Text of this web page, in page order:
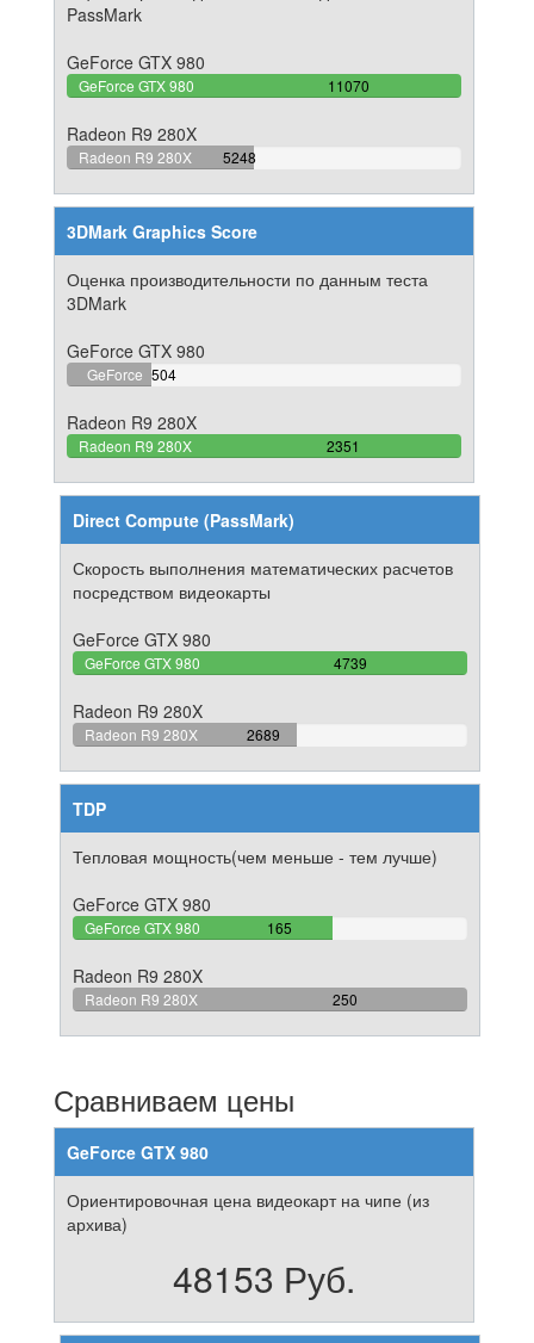
PassMark
GeForce GTX 980
GeForce GTX 980 11070
100%
Radeon R9 280X
Radeon R9 280X 5248
47.407407407407%
3DMark Graphics Score
Оценка производительности по данным теста
3DMark
GeForce GTX 980
GeForce 504
21.437686091025%
Radeon R9 280X
Radeon R9 280X 2351
100%
Direct Compute (PassMark)
Скорость выполнения математических расчетов
посредством видеокарты
GeForce GTX 980
GeForce GTX 980 4739
100%
Radeon R9 280X
Radeon R9 280X 2689
56.741928676936%
TDP
Тепловая мощность(чем меньше - тем лучше)
GeForce GTX 980
GeForce GTX 980 165
66%
Radeon R9 280X
Radeon R9 280X 250
100%
Сравниваем цены
GeForce GTX 980
Ориентировочная цена видеокарт на чипе (из
архива)
48153 Руб.